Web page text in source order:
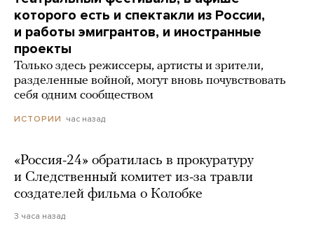
которого есть и спектакли из России,
и работы эмигрантов, и иностранные
проекты
Только здесь режиссеры, артисты и зрители,
разделенные войной, могут вновь почувствовать
себя одним сообществом
ИСТОРИИ час назад
«Россия-24» обратилась в прокуратуру
и Следственный комитет из-за травли
создателей фильма о Колобке
3 часа назад